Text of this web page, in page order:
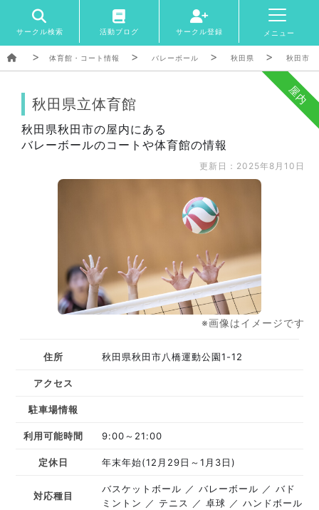
サークル検索 活動ブログ サークル登録 メニュー
体育館・コート情報 バレーボール 秋田県 秋田市
屋内
秋田県立体育館
秋田県秋田市の屋内にある
バレーボールのコートや体育館の情報
更新日：2025年8月10日
※画像はイメージです
住所 秋田県秋田市八橋運動公園1-12
アクセス
駐車場情報
利用可能時間 9:00～21:00
定休日 年末年始(12月29日～1月3日)
対応種目
バスケットボール バレーボール
バド
ミントン
テニス 卓球 ハンドボール